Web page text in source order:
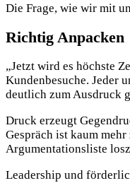
Die Frage, wie wir mit
Richtig Anpacken
„Jetzt wird es höchste
Kundenbesuche. Jeder
deutlich zum Ausdruck
Druck erzeugt
Gespräch ist kaum
Argumentationsliste
Leadership und